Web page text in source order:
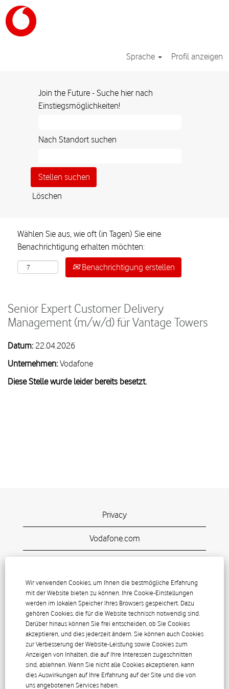
Wir verwenden Cookies, um Ihnen die bestmögliche Erfahrung
mit der Website bieten zu können. Ihre Cookie-Einstellungen
werden im lokalen Speicher Ihres Browsers gespeichert. Dazu
gehören Cookies, die für die Website technisch notwendig sind.
Darüber hinaus können Sie frei entscheiden, ob Sie Cookies
akzeptieren, und dies jederzeit ändern. Sie können auch Cookies
zur Verbesserung der Website-Leistung sowie Cookies zum
Anzeigen von Inhalten, die auf Ihre Interessen zugeschnitten
sind, ablehnen. Wenn Sie nicht alle Cookies akzeptieren, kann
dies Auswirkungen auf Ihre Erfahrung auf der Site und die von
uns angebotenen Services haben.
Sprache Profil anzeigen
Join the Future - Suche hier nach
Einstiegsmöglichkeiten!
Nach Standort suchen
Löschen
Wählen Sie aus, wie oft (in Tagen) Sie eine
Benachrichtigung erhalten möchten:
Benachrichtigung erstellen
Senior Expert Customer Delivery
Management (m/w/d) für Vantage Towers
Datum: 22.04.2026
Unternehmen: Vodafone
Diese Stelle wurde leider bereits besetzt.
Privacy
Vodafone.com
W
r
d
a
u
f
e
n
e
r
W
i
r
d
a
u
f
e
n
e
W
i
r
d
a
u
f
e
i
n
e
r
W
i
r
d
a
u
f
e
i
n
e
W
i
d
a
u
f
e
i
n
e
Vodafone Careers
Vodafone Group Services Limited
One Kingdom Street